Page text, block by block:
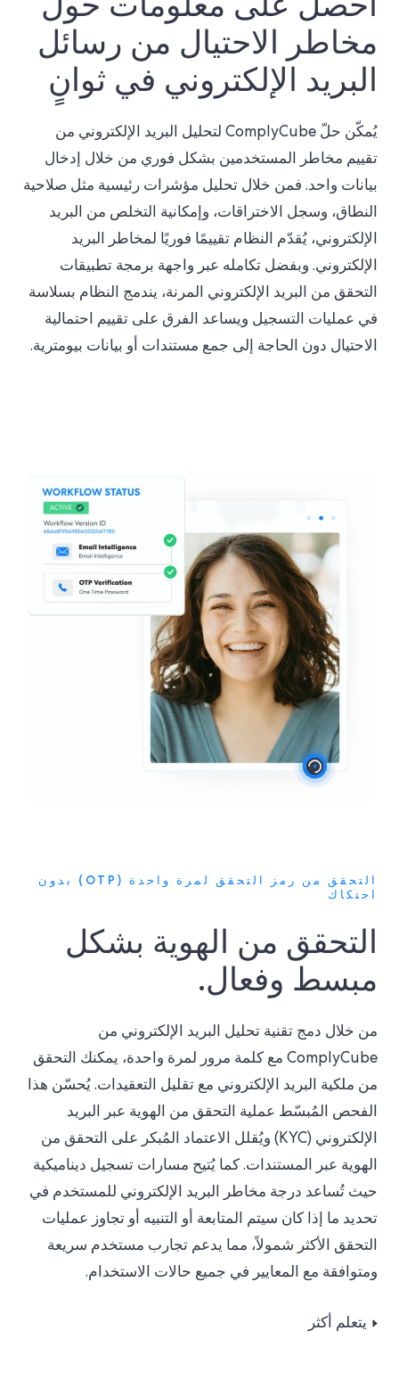
مخاطر الاحتيال من رسائل
البريد الإلكتروني في ثوانٍ
يُمكّن حلّ ComplyCube لتحليل البريد الإلكتروني من
تقييم مخاطر المستخدمين بشكل فوري من خلال إدخال
بيانات واحد. فمن خلال تحليل مؤشرات رئيسية مثل صلاحية
النطاق، وسجل الاختراقات، وإمكانية التخلص من البريد
الإلكتروني، يُقدّم النظام تقييمًا فوريًا لمخاطر البريد
الإلكتروني. وبفضل تكامله عبر واجهة برمجة تطبيقات
التحقق من البريد الإلكتروني المرنة، يندمج النظام بسلاسة
في عمليات التسجيل ويساعد الفرق على تقييم احتمالية
الاحتيال دون الحاجة إلى جمع مستندات أو بيانات بيومترية.
التحقق من رمز التحقق لمرة واحدة (OTP) بدون
احتكاك
التحقق من الهوية بشكل
مبسط وفعال.
من خلال دمج تقنية تحليل البريد الإلكتروني من
ComplyCube مع كلمة مرور لمرة واحدة، يمكنك التحقق
من ملكية البريد الإلكتروني مع تقليل التعقيدات. يُحسّن هذا
الفحص المُبسّط عملية التحقق من الهوية عبر البريد
الإلكتروني (KYC) ويُقلل الاعتماد المُبكر على التحقق من
الهوية عبر المستندات. كما يُتيح مسارات تسجيل ديناميكية
حيث تُساعد درجة مخاطر البريد الإلكتروني للمستخدم في
تحديد ما إذا كان سيتم المتابعة أو التنبيه أو تجاوز عمليات
التحقق الأكثر شمولاً، مما يدعم تجارب مستخدم سريعة
ومتوافقة مع المعايير في جميع حالات الاستخدام.
يتعلم أكثر